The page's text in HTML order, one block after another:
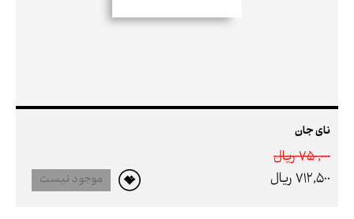
نای جان
750,000 ريال
712,500 ريال
موجود نیست